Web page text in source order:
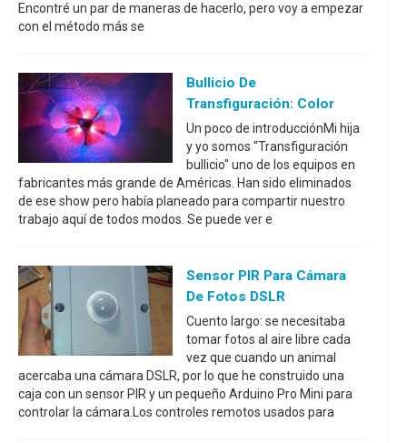
Encontré un par de maneras de hacerlo, pero voy a empezar
con el método más se
Bullicio De
Transfiguración: Color
Un poco de introducciónMi hija
y yo somos "Transfiguración
bullicio" uno de los equipos en
fabricantes más grande de Américas. Han sido eliminados
de ese show pero había planeado para compartir nuestro
trabajo aquí de todos modos. Se puede ver e
Sensor PIR Para Cámara
De Fotos DSLR
Cuento largo: se necesitaba
tomar fotos al aire libre cada
vez que cuando un animal
acercaba una cámara DSLR, por lo que he construido una
caja con un sensor PIR y un pequeño Arduino Pro Mini para
controlar la cámara.Los controles remotos usados para